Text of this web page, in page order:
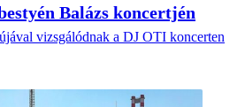
Balázs koncertjén
vizsgálódnak a DJ OTI koncerten